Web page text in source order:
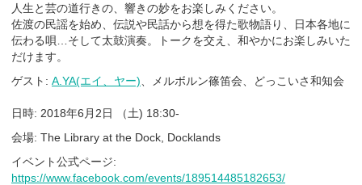
人生と芸の道行きの、響きの妙をお楽しみください。
佐渡の民謡を始め、伝説や民話から想を得た歌物語り、日本各地に
伝わる唄…そして太鼓演奏。トークを交え、和やかにお楽しみいた
だけます。
ゲスト: A.YA(エイ、ヤー) 、メルボルン篠笛会、どっこいさ和知会
日時: 2018年6月2日 （土) 18:30-
会場: The Library at the Dock, Docklands
イベント公式ページ:
https://www.facebook.com/events/189514485182653/